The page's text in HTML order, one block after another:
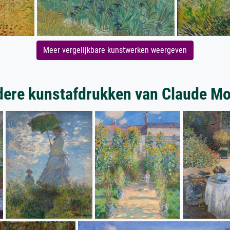
Meer vergelijkbare kunstwerken weergeven
kunstafdrukken van Claude